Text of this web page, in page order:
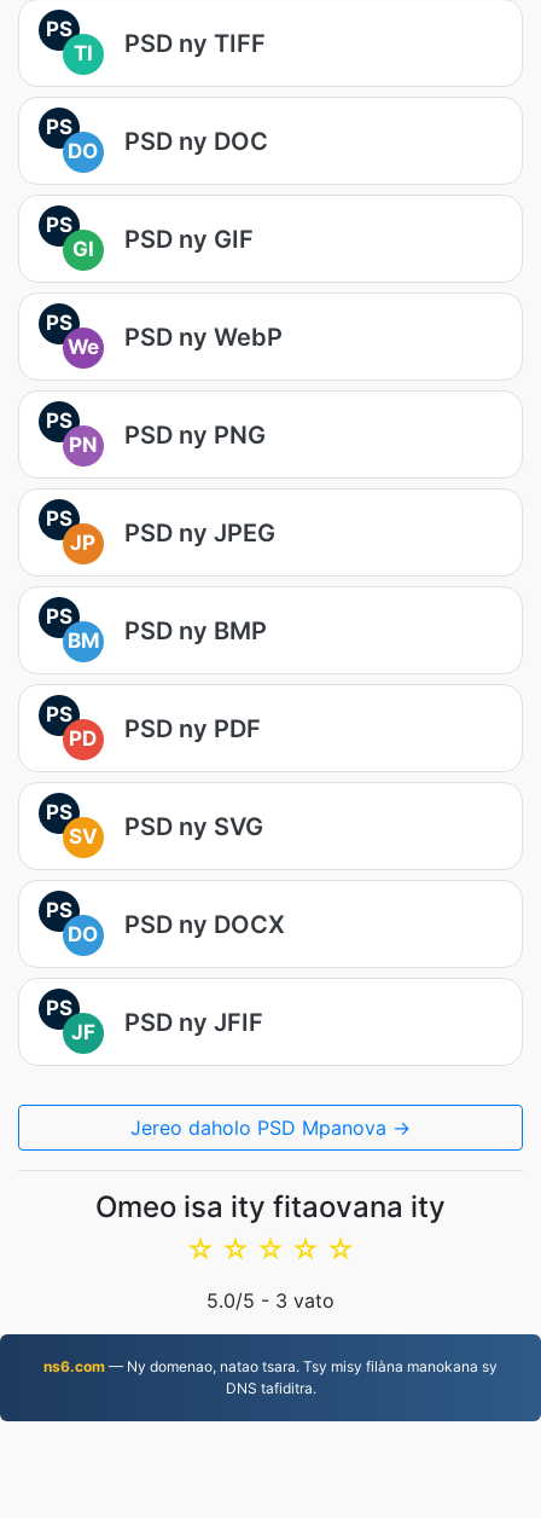
PS
TI
PSD ny TIFF
PS
DO
PSD ny DOC
PS
GI
PSD ny GIF
PS
We
PSD ny WebP
PS
PN
PSD ny PNG
PS
JP
PSD ny JPEG
PS
BM
PSD ny BMP
PS
PD
PSD ny PDF
PS
SV
PSD ny SVG
PS
DO
PSD ny DOCX
PS
JF
PSD ny JFIF
Jereo daholo PSD Mpanova →
Omeo isa ity fitaovana ity
☆
☆
☆
☆
☆
5.0/5 - 3 vato
ns6.com — Ny domenao, natao tsara. Tsy misy filàna manokana sy
DNS tafiditra.